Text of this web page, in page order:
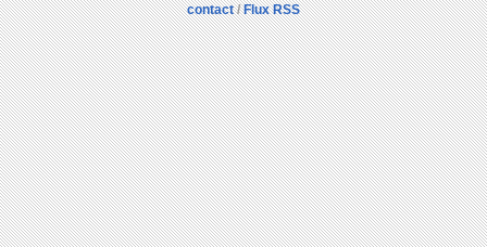
contact/Flux RSS